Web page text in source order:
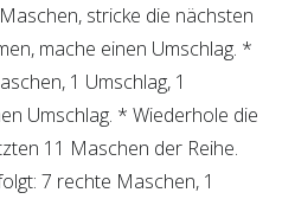
stricke die nächsten
mache einen Umschlag. *
1 Umschlag, 1
Umschlag. * Wiederhole die
11 Maschen der Reihe.
7 rechte Maschen, 1